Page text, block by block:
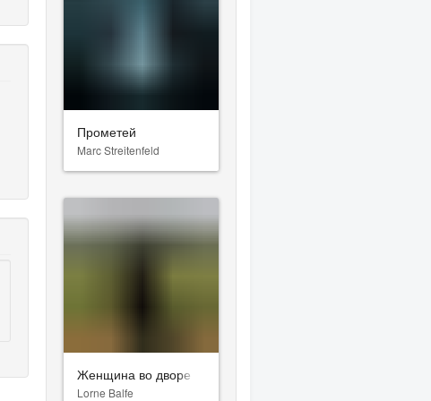
Прометей
Marc Streitenfeld
Женщина во дворе
Lorne Balfe